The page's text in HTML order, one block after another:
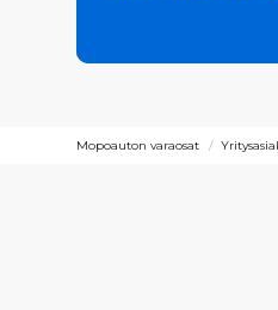
Mopoauton varaosat